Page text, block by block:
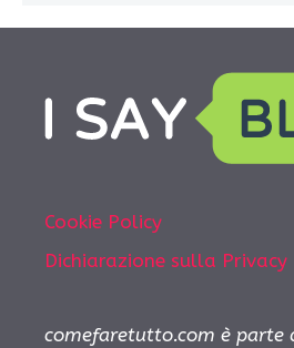
Cookie Policy
Dichiarazione sulla Privacy
comefaretutto.com è parte